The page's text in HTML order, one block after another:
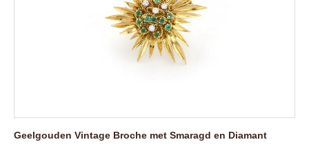
Geelgouden Vintage Broche met Smaragd en Diamant